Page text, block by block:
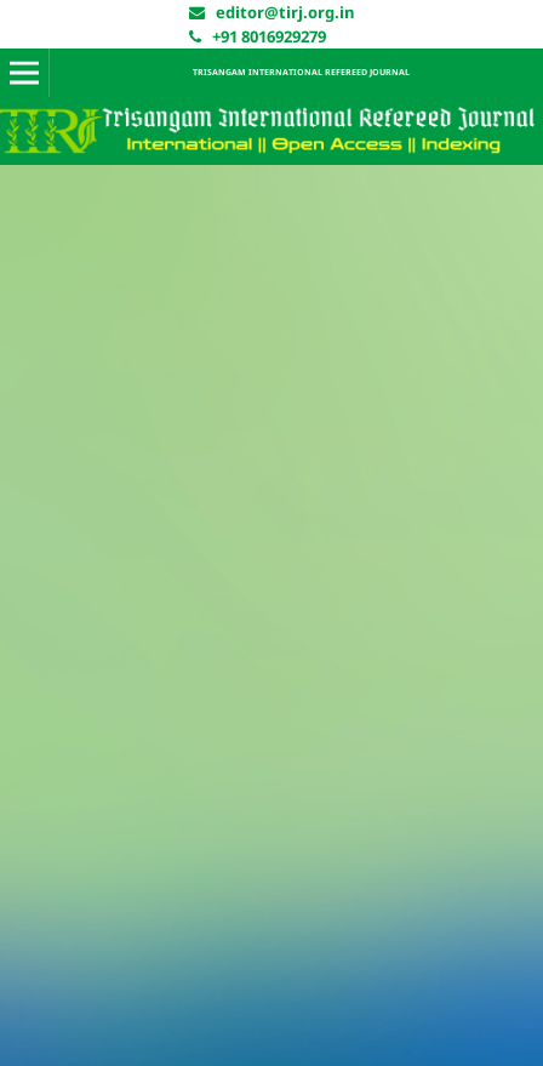
editor@tirj.org.in
+91 8016929279
TRISANGAM INTERNATIONAL REFEREED JOURNAL